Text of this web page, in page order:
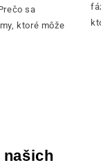
sa
ktoré môže